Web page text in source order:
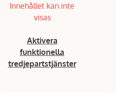
Innehållet kan inte
visas
Aktivera
funktionella
tredjepartstjänster